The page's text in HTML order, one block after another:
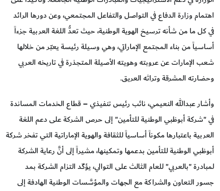
اهتمام وزارة الدفاع في التواصل والتفاعل المجتمعي، وعن دورها الرائد
في كل ما من شأنه ترسيخ الهوية الوطنية، حيث تعدُّ اللغة العربية جزءاً
أساسياً من بناء المجتمع الإماراتي، وهي وسيلة رئيسة يعبّر من خلالها
شعب الإمارات عن عروبته وهويته الأصيلة المتجذرة في تاريخه العربي
وحضارته المشرقة وتراثه العريق.
وأشار عبدالله النعيمي، نائب رئيس تنفيذي – قطاع الخدمات المساندة
في "شركة أبوظبي الوطنية للتأمين" إلى حرص الشركة على دعم اللغة
العربية باعتبارها مكوناً أساسياً للثقافة والهوية الإماراتية التي تفخر شركة
أبوظبي الوطنية للتأمين بدعمها وتمكينها، مشيراً إلى أنَّ رعاية الشركة
لمبادرة "بالعربي" للعام الثالث على التوالي، يؤكّد التزام الشركة بمد
جسور التعاون والشراكة مع الجهات والمؤسَّسات الوطنية الهادفة إلى